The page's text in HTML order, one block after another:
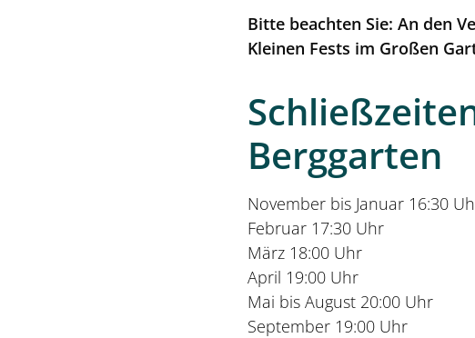
Bitte beachten Sie: An den
Kleinen Fests im Großen
Berggarten
November bis Januar 16:30
Februar 17:30 Uhr
März 18:00 Uhr
April 19:00 Uhr
Mai bis August 20:00 Uhr
September 19:00 Uhr